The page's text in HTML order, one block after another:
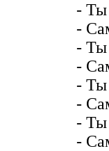
- Ты
-
- Ты
-
- Ты
-
- Ты
-